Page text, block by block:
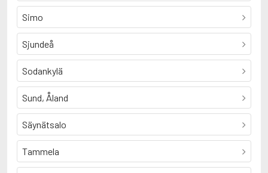
Simo
Sjundeå
Sodankylä
Sund, Åland
Säynätsalo
Tammela